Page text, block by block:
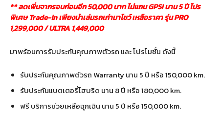
** ลดเพิ่มจากรอบก่อนอีก 50,000 บาท ไม่แถม GPSI นาน 5 ปี โปร
พิเศษ Trade-in เพียงนำเล่มรถเก่ามาโชว์ เหลือราคา รุ่น PRO
1,299,000 / ULTRA 1,449,000
มาพร้อมการรับประกันคุณภาพตัวรถ และ โปรโมชั่น ดังนี้
รับประกันคุณภาพตัวรถ Warranty นาน 5 ปี หรือ 150,000 km.
รับประกันแบตเตอรี่ไฮบริด นาน 8 ปี หรือ 180,000 km.
ฟรี บริการช่วยเหลือฉุกเฉิน นาน 5 ปี หรือ 150,000 km.